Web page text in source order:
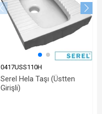
0417USS110H
Serel Hela Taşı (Üstten
Girişli)